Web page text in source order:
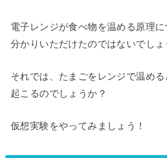
電子レンジが食べ物を温める原理
分かりいただけたのではないでしょ
それでは、たまごをレンジで温め
起こるのでしょうか？
仮想実験をやってみましょう！